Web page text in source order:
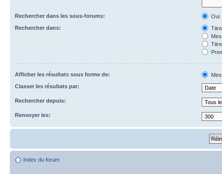
Rechercher dans les sous-forums:
Oui
Rechercher dans:
Afficher les résultats sous forme de:
Classer les résultats par:
Rechercher depuis:
Renvoyer les:
Index du forum